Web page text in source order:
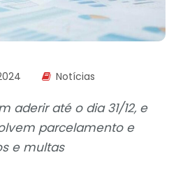
Notícias
aderir até o dia 31/12, e
parcelamento e
e multas